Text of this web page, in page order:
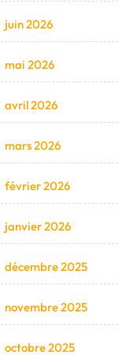
juin 2026
mai 2026
avril 2026
mars 2026
février 2026
janvier 2026
décembre 2025
novembre 2025
octobre 2025